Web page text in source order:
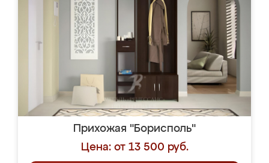
Прихожая "Борисполь"
Цена: от 13 500 руб.